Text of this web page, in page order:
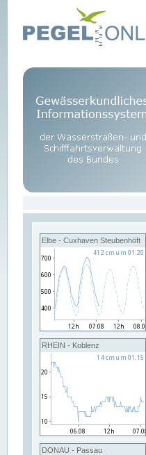
Elbe - Cuxhaven Steubenhöft
RHEIN - Koblenz
DONAU - Passau